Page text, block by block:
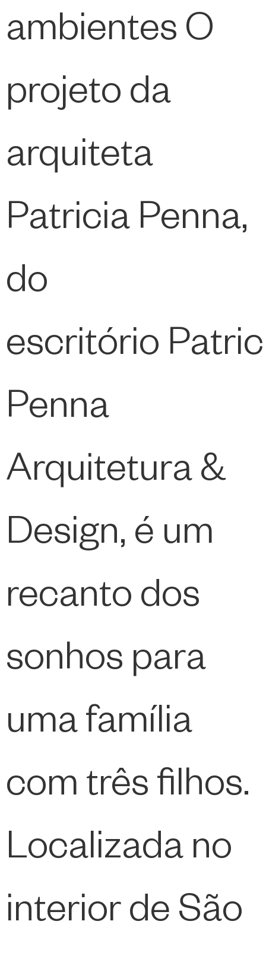
ambientes O
projeto da
arquiteta
Patricia Penna,
do
escritório
Penna
Arquitetura &
Design, é um
recanto dos
sonhos para
uma família
com três filhos.
Localizada no
interior de São